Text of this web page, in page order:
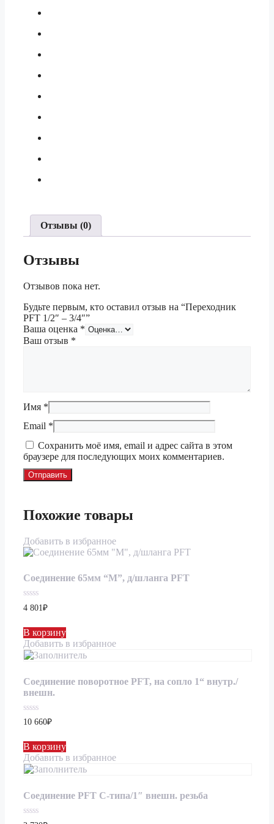
Отзывы (0)
Отзывы
Отзывов пока нет.
Будьте первым, кто оставил отзыв на “Переходник
PFT 1/2″ – 3/4″”
Ваша оценка *
Ваш отзыв *
Имя *
Email *
Сохранить моё имя, email и адрес сайта в этом
браузере для последующих моих комментариев.
Похожие товары
Добавить в избранное
Соединение 65мм “М”, д/шланга PFT
0
из
4 801 ₽
В корзину
Добавить в избранное
Соединение поворотное PFT, на сопло 1“ внутр./
внешн.
0
из
10 660₽
В корзину
Добавить в избранное
Соединение PFT C-типа/1″ внешн. резьба